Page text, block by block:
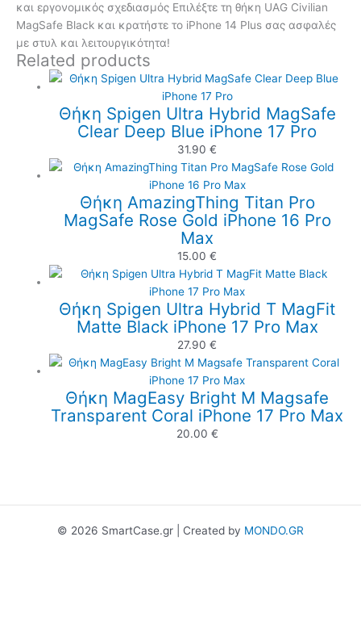
και εργονομικός σχεδιασμός Επιλέξτε τη θήκη UAG Civilian
MagSafe Black και κρατήστε το iPhone 14 Plus σας ασφαλές
με στυλ και λειτουργικότητα!
Related products
Θήκη Spigen Ultra Hybrid MagSafe
Clear Deep Blue iPhone 17 Pro
31.90€
Θήκη AmazingThing Titan Pro
MagSafe Rose Gold iPhone 16 Pro
Max
15.00€
Θήκη Spigen Ultra Hybrid T MagFit
Matte Black iPhone 17 Pro Max
27.90€
Θήκη MagEasy Bright M Magsafe
Transparent Coral iPhone 17 Pro Max
20.00 €
© 2026 SmartCase.gr | Created by MONDO.GR